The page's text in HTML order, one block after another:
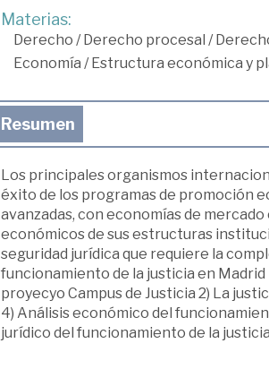
Materias:
Derecho /Derecho procesal /
Economía /Estructura económica y
Resumen
Los principales organismos
éxito de los programas de promoción
avanzadas, con economías de
económicos de sus estructuras
seguridad jurídica que requiere la
funcionamiento de la justicia en
proyecyo Campus de Justicia 2) La
4) Análisis económico del
jurídico del funcionamiento de la